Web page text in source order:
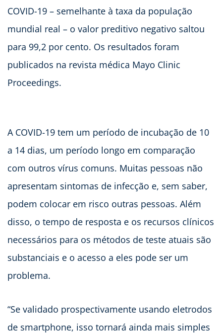
COVID-19 – semelhante à taxa da população
mundial real – o valor preditivo negativo saltou
para 99,2 por cento. Os resultados foram
publicados na revista médica Mayo Clinic
Proceedings.
A COVID-19 tem um período de incubação de 10
a 14 dias, um período longo em comparação
com outros vírus comuns. Muitas pessoas não
apresentam sintomas de infecção e, sem saber,
podem colocar em risco outras pessoas. Além
disso, o tempo de resposta e os recursos clínicos
necessários para os métodos de teste atuais são
substanciais e o acesso a eles pode ser um
problema.
“Se validado prospectivamente usando eletrodos
de smartphone, isso tornará ainda mais simples